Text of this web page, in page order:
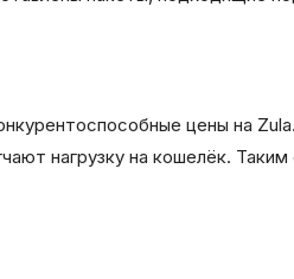
цены на
нагрузку на кошелёк.